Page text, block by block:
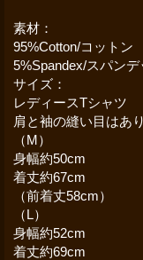
素材：
95%Cotton/コットン
5%Spandex/スパンデ
サイズ：
レディースTシャツ
肩と袖の縫い目はあ
（M）
身幅約50cm
着丈約67cm
（前着丈58cm）
（L）
身幅約52cm
着丈約69cm